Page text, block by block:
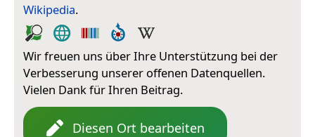
Wikipedia.
Wir freuen uns über Ihre Unterstützung bei der
Verbesserung unserer offenen Datenquellen.
Vielen Dank für Ihren Beitrag.
Diesen Ort bearbeiten